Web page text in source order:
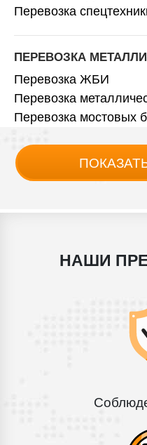
Перевозка
ПЕРЕВОЗКА
Перевозка ЖБИ
Перевозка
Перевозка мостовых
НАШИ